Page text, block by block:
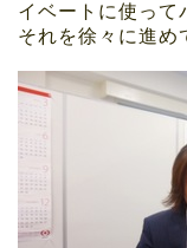
イベートに使って
それを徐々に進め